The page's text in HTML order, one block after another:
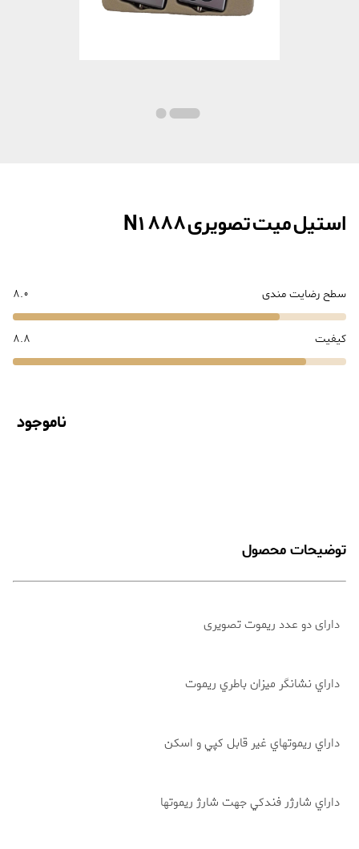
استیل میت تصویری N1 888
سطح رضایت مندی 8.0
کیفیت 8.8
ناموجود
توضیحات محصول
دارای دو عدد ریموت تصویری
داراي نشانگر ميزان باطري ريموت
داراي ريموتهاي غير قابل كپي و اسكن
داراي شارژر فندكي جهت شارژ ريموتها